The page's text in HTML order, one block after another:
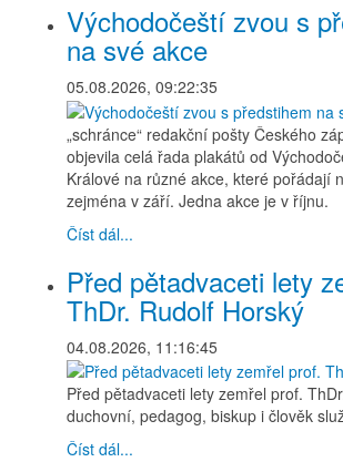
Východočeští zvou s
na své akce
05.08.2026, 09:22:35
„schránce“ redakční pošty Českého
objevila celá řada plakátů od
Králové na různé akce, které pořádají
zejména v září. Jedna akce je v říjnu.
Číst dál...
Před pětadvaceti lety
ThDr. Rudolf Horský
04.08.2026, 11:16:45
Před pětadvaceti lety zemřel prof.
duchovní, pedagog, biskup i člověk
Číst dál...